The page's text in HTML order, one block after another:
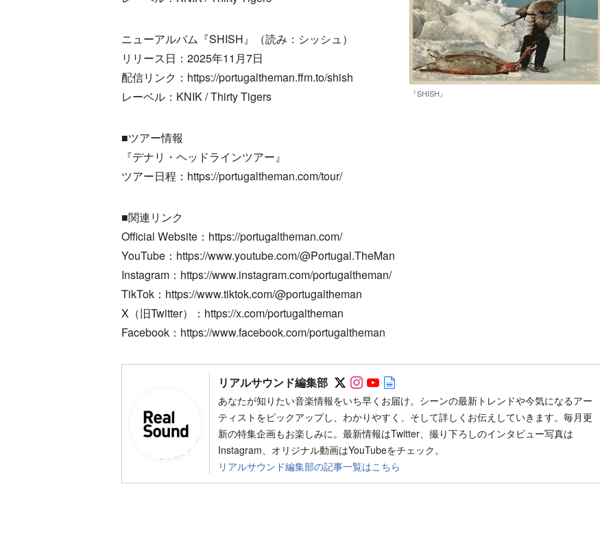
『SHISH』
ニューアルバム『SHISH』（読み：シッシュ）
リリース日：2025年11月7日
配信リンク：https://portugaltheman.ffm.to/shish
レーベル：KNIK / Thirty Tigers
■ツアー情報
『デナリ・ヘッドラインツアー』
ツアー日程：https://portugaltheman.com/tour/
■関連リンク
Official Website：https://portugaltheman.com/
YouTube：https://www.youtube.com/@Portugal.TheMan
Instagram：https://www.instagram.com/portugaltheman/
TikTok：https://www.tiktok.com/@portugaltheman
X（旧Twitter）：https://x.com/portugaltheman
Facebook：https://www.facebook.com/portugaltheman
リアルサウンド編集部 Follow on SNS
Follow on SNS
Follow on SNS
あなたが知りたい音楽情報をいち早くお届け。シーンの最新トレンドや今気になるアー
ティストをピックアップし、わかりやすく、そして詳しくお伝えしていきます。毎月更
新の特集企画もお楽しみに。最新情報はTwitter、撮り下ろしのインタビュー写真は
Instagram、オリジナル動画はYouTubeをチェック。
リアルサウンド編集部の記事一覧はこちら